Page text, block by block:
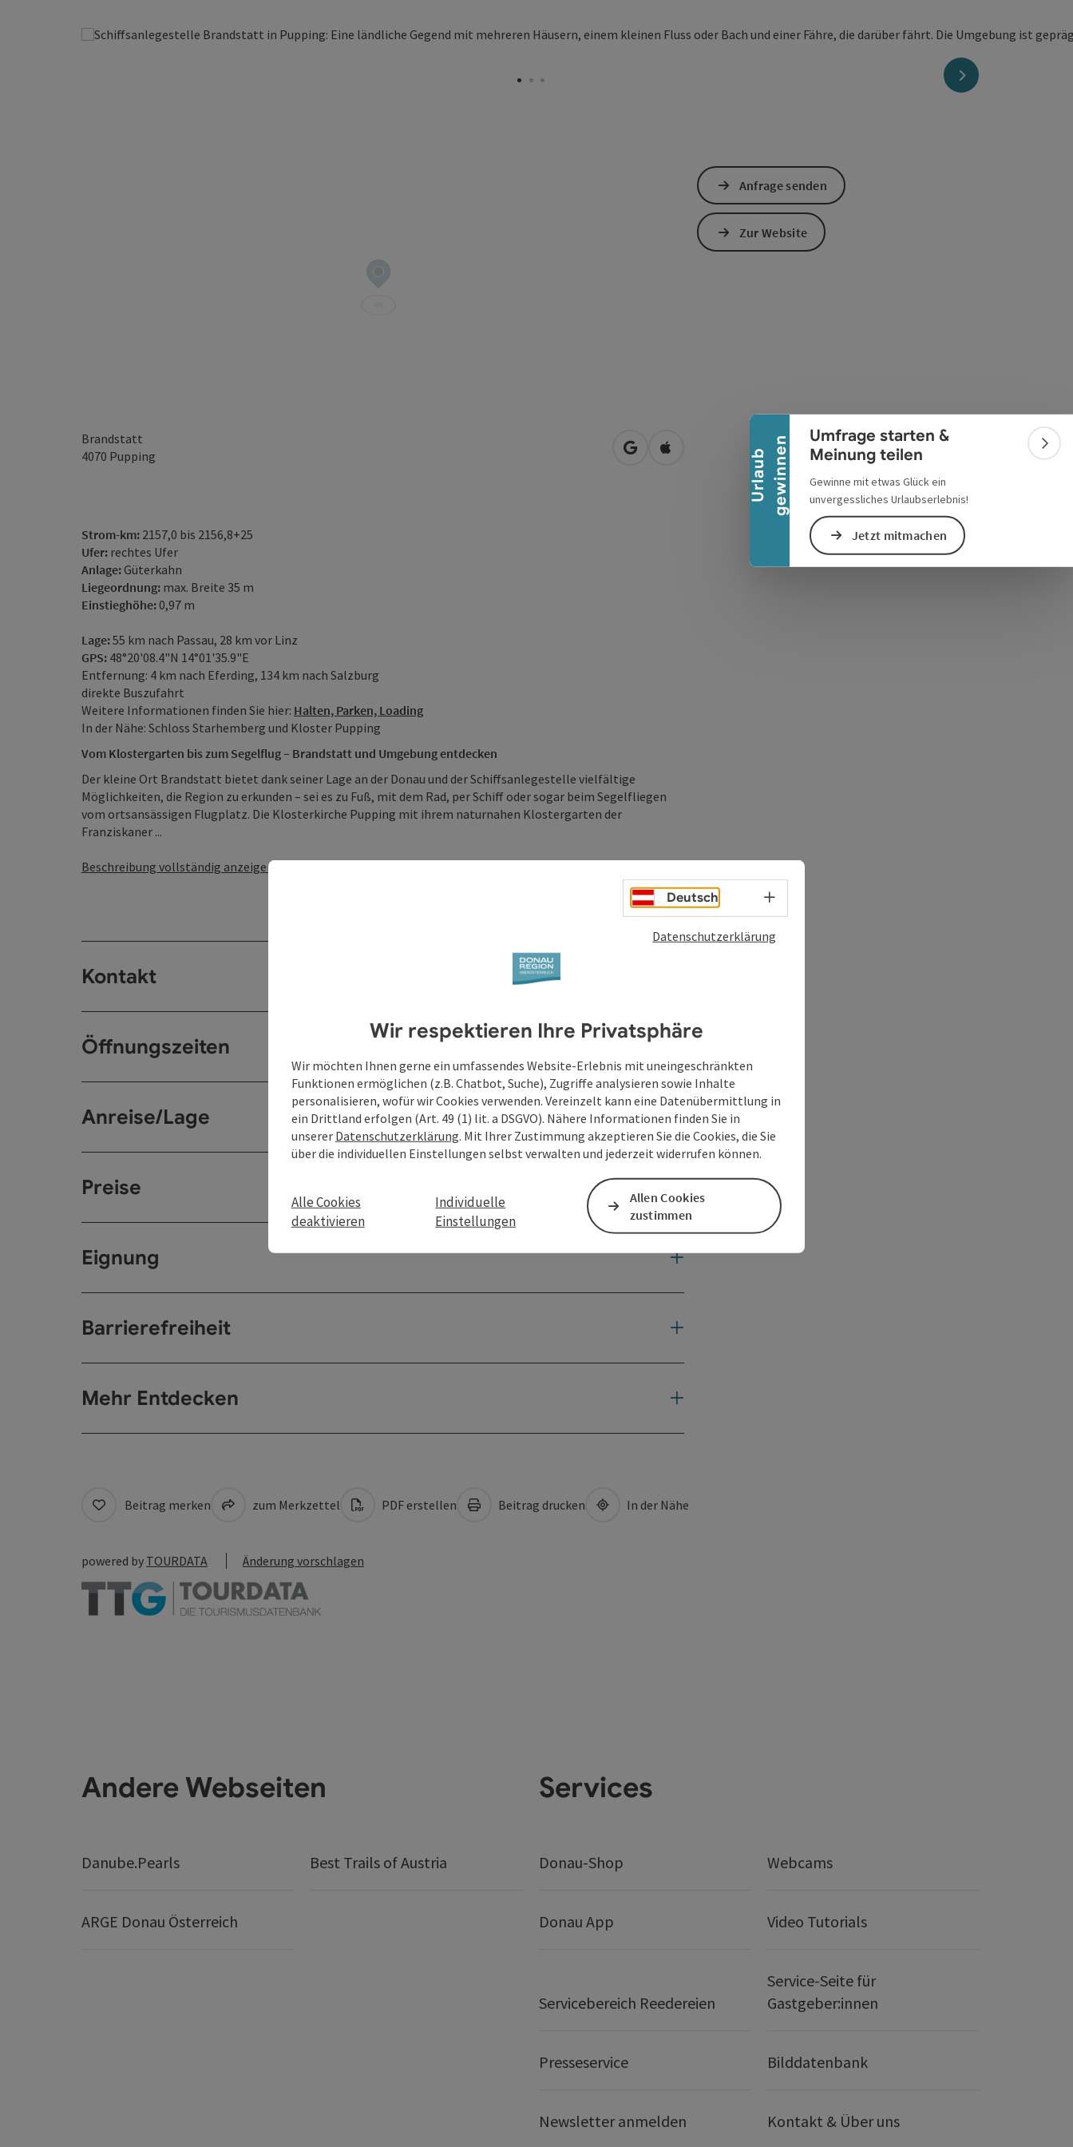
U
r
l
a
u
b
g
e
w
i
n
n
en
Banner einklappen
Umfrage starten &
Meinung teilen
Gewinne mit etwas Glück ein
unvergessliches Urlaubserlebnis!
Jetzt mitmachen
nächstes Element
Brandstatt
4070 Pupping in Google Maps öffnen
in Apple Maps öffnen
Strom-km: 2157,0 bis 2156,8+25
Ufer: rechtes Ufer
Anlage: Güterkahn
Liegeordnung: max. Breite 35 m
Einstieghöhe:0,97 m
Lage:55 km nach Passau, 28 km vor Linz
GPS: 48°20'08.4"N 14°01'35.9"E
Entfernung: 4 km nach Eferding, 134 km nach Salzburg
direkte Buszufahrt
Weitere Informationen finden Sie hier: Halten, Parken, Loading
In der Nähe: Schloss Starhemberg und Kloster Pupping
Vom Klostergarten bis zum Segelflug – Brandstatt und Umgebung entdecken
Der kleine Ort Brandstatt bietet dank seiner Lage an der Donau und der Schiffsanlegestelle vielfältige
Möglichkeiten, die Region zu erkunden – sei es zu Fuß, mit dem Rad, per Schiff oder sogar beim Segelfliegen
vom ortsansässigen Flugplatz. Die Klosterkirche Pupping mit ihrem naturnahen Klostergarten der
Franziskaner ...
Beschreibung vollständig anzeigen
Kontakt
Öffnungszeiten
Anreise/Lage
Preise
Eignung
Barrierefreiheit
Mehr Entdecken
Anfrage senden
Zur Website
Beitrag merken zum Merkzettel PDF erstellen Beitrag drucken In der Nähe
powered by TOURDATA Änderung vorschlagen
Andere Webseiten
Danube.Pearls Best Trails of Austria
ARGE Donau Österreich
Services
Donau-Shop Webcams
Donau App Video Tutorials
Servicebereich Reedereien
Service-Seite für
Gastgeber:innen
Presseservice Bilddatenbank
Newsletter anmelden Kontakt & Über uns
Deutsch Sprachwahl - Menü öffnen
Datenschutzerklärung
Wir respektieren Ihre Privatsphäre
Wir möchten Ihnen gerne ein umfassendes Website-Erlebnis mit uneingeschränkten
Funktionen ermöglichen (z.B. Chatbot, Suche), Zugriffe analysieren sowie Inhalte
personalisieren, wofür wir Cookies verwenden. Vereinzelt kann eine Datenübermittlung in
ein Drittland erfolgen (Art. 49 (1) lit. a DSGVO). Nähere Informationen finden Sie in
unserer Datenschutzerklärung. Mit Ihrer Zustimmung akzeptieren Sie die Cookies, die Sie
über die individuellen Einstellungen selbst verwalten und jederzeit widerrufen können.
Alle Cookies
deaktivieren
Individuelle
Einstellungen
Allen Cookies
zustimmen